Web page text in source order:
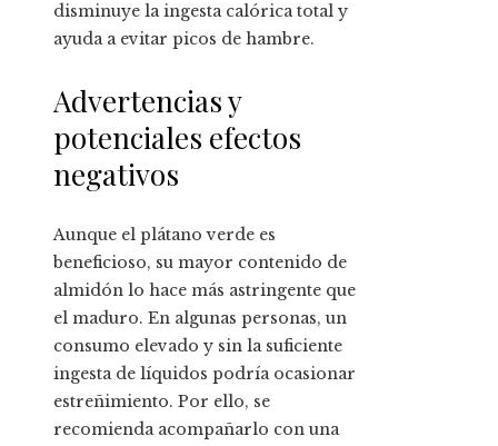
disminuye la ingesta calórica total y
ayuda a evitar picos de hambre.
Advertencias y
potenciales efectos
negativos
Aunque el plátano verde es
beneficioso, su mayor contenido de
almidón lo hace más astringente que
el maduro. En algunas personas, un
consumo elevado y sin la suficiente
ingesta de líquidos podría ocasionar
estreñimiento. Por ello, se
recomienda acompañarlo con una